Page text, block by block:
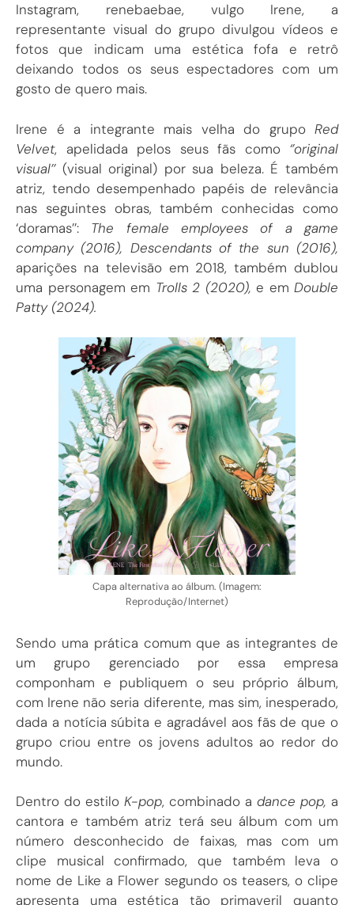
Instagram, renebaebae, vulgo Irene, a
representante visual do grupo divulgou vídeos e
fotos que indicam uma estética fofa e retrô
deixando todos os seus espectadores com um
gosto de quero mais.
Irene é a integrante mais velha do grupo Red
Velvet, apelidada pelos seus fãs como‘’original
visual’’(visual original) por sua beleza. É também
atriz, tendo desempenhado papéis de relevância
nas seguintes obras, também conhecidas como
‘doramas’’: The female employees of a game
company (2016), Descendants of the sun (2016),
aparições na televisão em 2018, também dublou
uma personagem em Trolls 2 (2020), e em Double
Patty (2024).
Capa alternativa ao álbum. (Imagem:
Reprodução/Internet)
Sendo uma prática comum que as integrantes de
um grupo gerenciado por essa empresa
componham e publiquem o seu próprio álbum,
com Irene não seria diferente, mas sim, inesperado,
dada a notícia súbita e agradável aos fãs de que o
grupo criou entre os jovens adultos ao redor do
mundo.
Dentro do estilo K-pop, combinado a dance pop, a
cantora e também atriz terá seu álbum com um
número desconhecido de faixas, mas com um
clipe musical confirmado, que também leva o
nome de Like a Flower segundo os teasers, o clipe
apresenta uma estética tão primaveril quanto